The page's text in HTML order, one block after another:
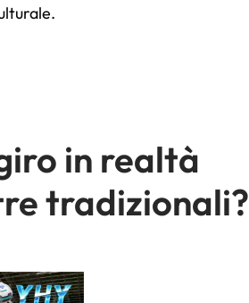
in realtà
tradizionali?